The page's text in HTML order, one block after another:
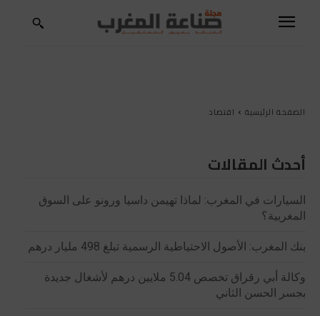
الصفحة الرئيسية اقتصاد
أحدث المقالات
السيارات في المغرب: لماذا تهيمن داسيا ورونو على السوق
المغربية؟
بنك المغرب: الأصول الاحتياطية الرسمية تبلغ 498 مليار درهم
وكالة أبي رقراق تخصص 5.04 ملايين درهم لأشغال جديدة
بجسر الحسن الثاني